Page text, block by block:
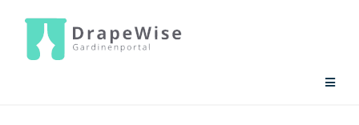
springen
Toggle